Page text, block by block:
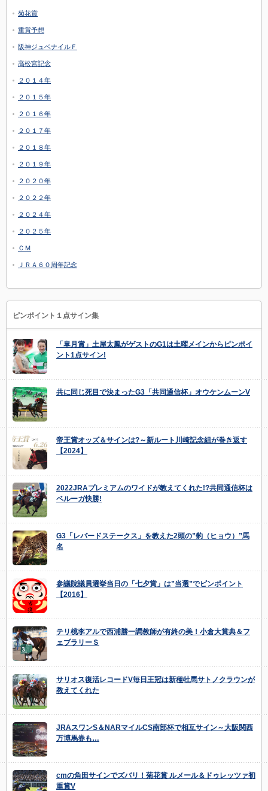
菊花賞
重賞予想
阪神ジュベナイルＦ
高松宮記念
２０１４年
２０１５年
２０１６年
２０１７年
２０１８年
２０１９年
２０２０年
２０２２年
２０２４年
２０２５年
ＣＭ
ＪＲＡ６０周年記念
ピンポイント１点サイン集
「皐月賞」土屋太鳳がゲストのG1は土曜メインからピンポイ
ント1点サイン!
共に同じ死目で決まったG3「共同通信杯」オウケンムーンV
帝王賞オッズ＆サインは?～新ルート川崎記念組が巻き返す
【2024】
2022JRAプレミアムのワイドが教えてくれた!?共同通信杯は
ベルーガ快勝!
G3「レパードステークス」を教えた2頭の”豹（ヒョウ）”馬
名
参議院議員選挙当日の「七夕賞」は”当選”でピンポイント
【2016】
テリ桃李アルで西浦勝一調教師が有終の美！小倉大賞典＆フ
ェブラリーＳ
サリオス復活レコードV毎日王冠は新種牡馬サトノクラウンが
教えてくれた
JRAスワンS＆NARマイルCS南部杯で相互サイン～大阪関西
万博馬券も…
cmの角田サインでズバリ！菊花賞 ルメール＆ドゥレッツァ初
重賞V